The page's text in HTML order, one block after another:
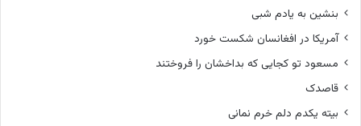
بنشین به یادم شبی
آمریکا در افغانسان شکست خورد
مسعود تو کجایی که بداخشان را فروختند
قاصدک
بیته یکدم دلم خرم نمانی